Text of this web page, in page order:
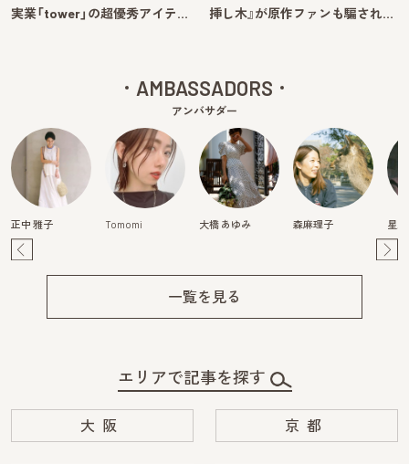
実業「tower」の超優秀アイテ…
挿し木』が原作ファンも騙され…
AMBASSADORS
アンバサダー
正中 雅子 Tomomi 大橋 あゆみ 森麻理子 星
一覧を見る
エリアで記事を探す
大阪 京都